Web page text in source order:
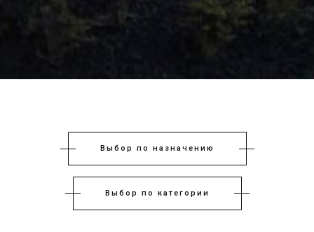
Выбор по назначению
Выбор по категории